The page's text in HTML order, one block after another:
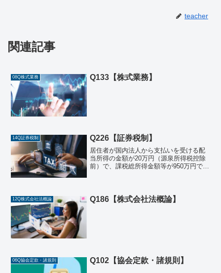
teacher
関連記事
08Q株式業務 Q133【株式業務】
14Q証券税制 Q226【証券税制】
居住者が国内法人から支払いを受ける配
当所得の金額が20万円（源泉所得税控除
前）で、課税総所得金額等が950万円であ
円215,0...
12Q株式会社法概論 Q186【株式会社法概論】
06Q協会定款・諸規則 Q102【協会定款・諸規則】